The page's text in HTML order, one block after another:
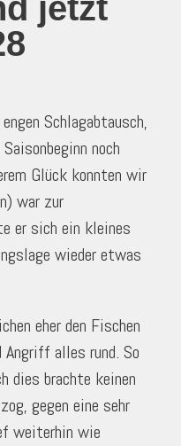
jetzt
Schlagabtausch,
noch
Glück konnten wir
war zur
er sich ein kleines
wieder etwas
eher den Fischen
alles rund. So
dies brachte keinen
gegen eine sehr
weiterhin wie